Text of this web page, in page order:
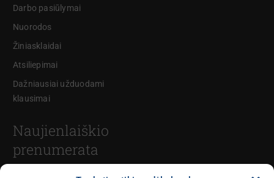
Darbo pasiūlymai
Nuorodos
Žiniasklaidai
Atsiliepimai
Dažniausiai užduodami
klausimai
Naujienlaiškio
prenumerata